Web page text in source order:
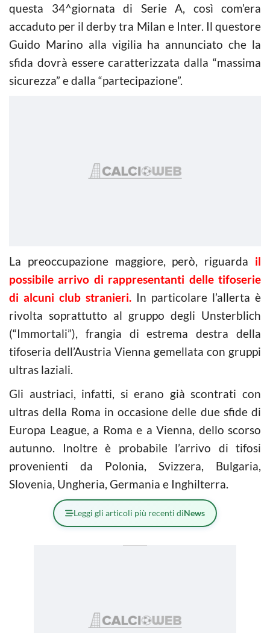
questa 34^giornata di Serie A, così com’era
accaduto per il derby tra Milan e Inter. Il questore
Guido Marino alla vigilia ha annunciato che la
sfida dovrà essere caratterizzata dalla “massima
sicurezza” e dalla “partecipazione”.
La preoccupazione maggiore, però, riguarda il
possibile arrivo di rappresentanti delle tifoserie
di alcuni club stranieri. In particolare l’allerta è
rivolta soprattutto al gruppo degli Unsterblich
(“Immortali”), frangia di estrema destra della
tifoseria dell’Austria Vienna gemellata con gruppi
ultras laziali.
Gli austriaci, infatti, si erano già scontrati con
ultras della Roma in occasione delle due sfide di
Europa League, a Roma e a Vienna, dello scorso
autunno. Inoltre è probabile l’arrivo di tifosi
provenienti da Polonia, Svizzera, Bulgaria,
Slovenia, Ungheria, Germania e Inghilterra.
Leggi gli articoli più recenti diNews